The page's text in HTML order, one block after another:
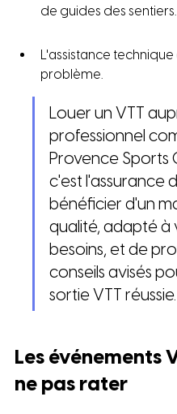
de guides des sentiers.
L'assistance technique
problème.
Louer un VTT
professionnel
Provence Sports
c'est l'assurance
bénéficier d'un
qualité, adapté à
besoins, et de
conseils avisés
sortie VTT réussie.
Les événements
ne pas rater